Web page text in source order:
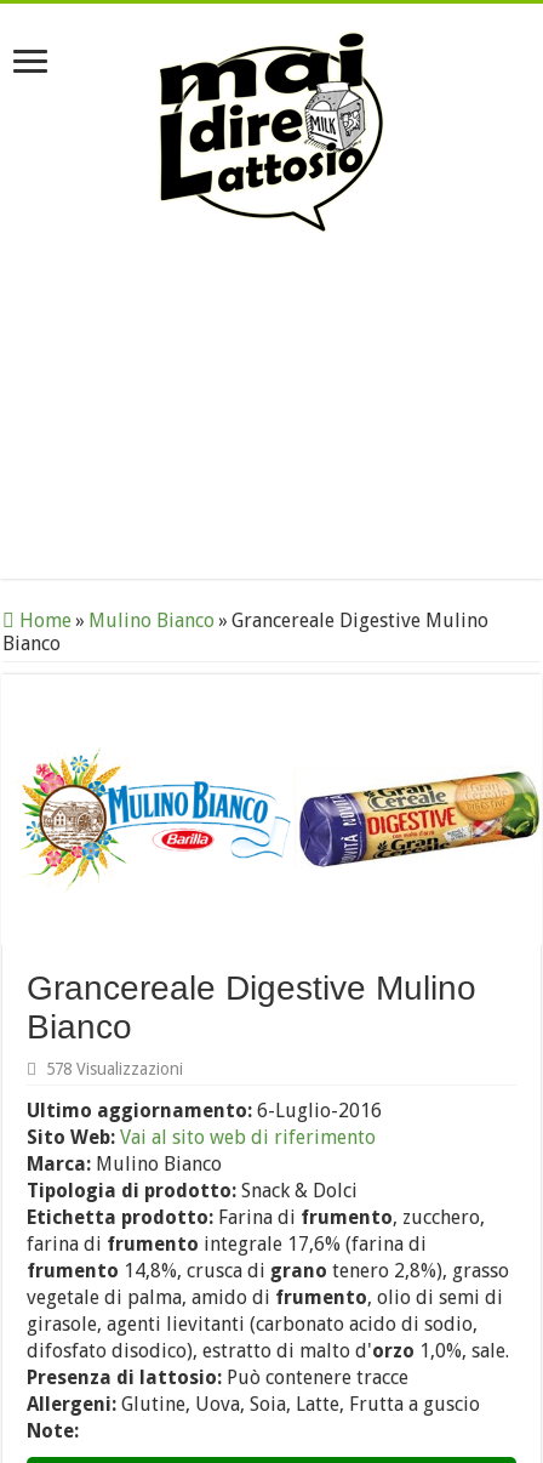
Home» Mulino Bianco » Grancereale Digestive Mulino
Bianco
Grancereale Digestive Mulino
Bianco
578 Visualizzazioni
Ultimo aggiornamento:6-Luglio-2016
Sito Web: Vai al sito web di riferimento
Marca: Mulino Bianco
Tipologia di prodotto: Snack & Dolci
Etichetta prodotto: Farina di frumento, zucchero,
farina di frumento integrale 17,6% (farina di
frumento 14,8%, crusca di grano tenero 2,8%), grasso
vegetale di palma, amido di frumento, olio di semi di
girasole, agenti lievitanti (carbonato acido di sodio,
difosfato disodico), estratto di malto d'orzo 1,0%, sale.
Presenza di lattosio: Può contenere tracce
Allergeni: Glutine, Uova, Soia, Latte, Frutta a guscio
Note: